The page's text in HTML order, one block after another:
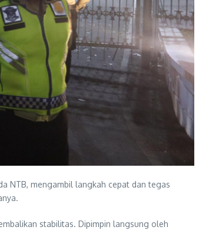
NTB, mengambil langkah cepat dan tegas
stabilitas. Dipimpin langsung oleh